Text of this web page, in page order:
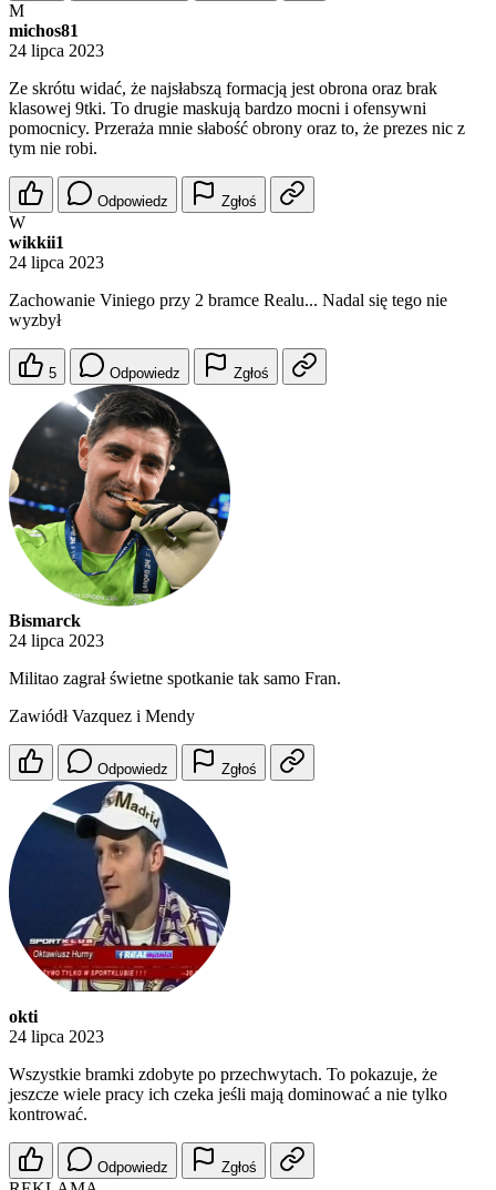
M
michos81
24 lipca 2023
Ze skrótu widać, że najsłabszą formacją jest obrona oraz brak
klasowej 9tki. To drugie maskują bardzo mocni i ofensywni
pomocnicy. Przeraża mnie słabość obrony oraz to, że prezes nic z
tym nie robi.
Odpowiedz Zgłoś
W
wikkii1
24 lipca 2023
Zachowanie Viniego przy 2 bramce Realu... Nadal się tego nie
wyzbył
5 Odpowiedz Zgłoś
Bismarck
24 lipca 2023
Militao zagrał świetne spotkanie tak samo Fran.
Zawiódł Vazquez i Mendy
Odpowiedz Zgłoś
okti
24 lipca 2023
Wszystkie bramki zdobyte po przechwytach. To pokazuje, że
jeszcze wiele pracy ich czeka jeśli mają dominować a nie tylko
kontrować.
Odpowiedz Zgłoś